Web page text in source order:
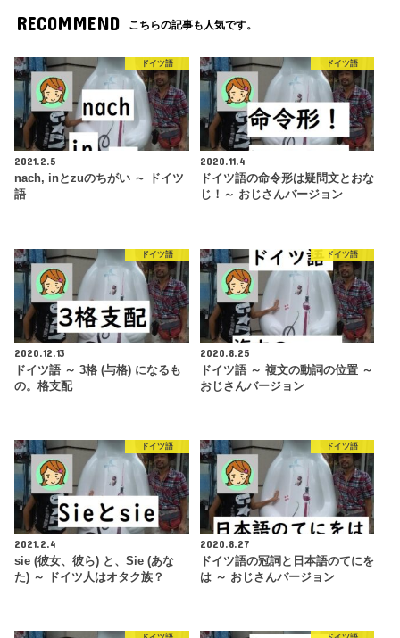
RECOMMEND こちらの記事も人気です。
ドイツ語
2021.2.5
nach, inとzuのちがい ～ ドイツ
語
ドイツ語
2020.11.4
ドイツ語の命令形は疑問文とおな
じ！～ おじさんバージョン
ドイツ語
2020.12.13
ドイツ語 ～ 3格 (与格) になるも
の。格支配
ドイツ語
2020.8.25
ドイツ語 ～ 複文の動詞の位置 ～
おじさんバージョン
ドイツ語
2021.2.4
sie (彼女、彼ら) と、Sie (あな
た) ～ ドイツ人はオタク族？
ドイツ語
2020.8.27
ドイツ語の冠詞と日本語のてにを
は ～ おじさんバージョン